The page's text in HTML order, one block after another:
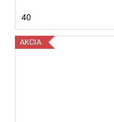
40
AKCIA